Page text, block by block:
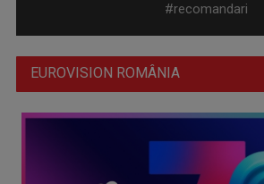
#recomandari
EUROVISION ROMÂNIA